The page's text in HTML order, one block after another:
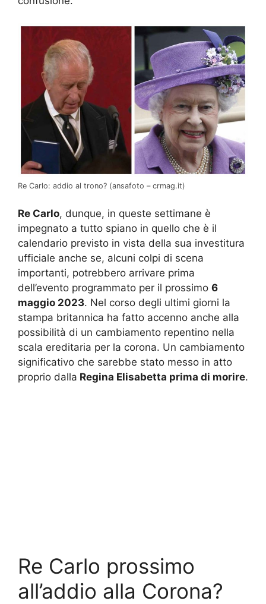
Re Carlo: addio al trono? (ansafoto – crmag.it)
Re Carlo, dunque, in queste settimane è
impegnato a tutto spiano in quello che è il
calendario previsto in vista della sua investitura
ufficiale anche se, alcuni colpi di scena
importanti, potrebbero arrivare prima
dell’evento programmato per il prossimo 6
maggio 2023. Nel corso degli ultimi giorni la
stampa britannica ha fatto accenno anche alla
possibilità di un cambiamento repentino nella
scala ereditaria per la corona. Un cambiamento
significativo che sarebbe stato messo in atto
proprio dalla Regina Elisabetta prima di morire.
Re Carlo prossimo
all’addio alla Corona?